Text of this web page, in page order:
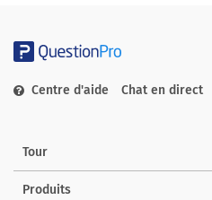
Centre d'aide Chat en direct
Tour
Produits